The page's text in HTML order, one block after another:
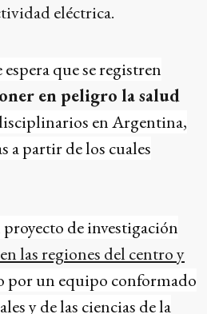
eléctrica.
que se registren
en peligro la salud
en Argentina,
a partir de los cuales
proyecto de investigación
las regiones del centro y
por un equipo conformado
y de las ciencias de la